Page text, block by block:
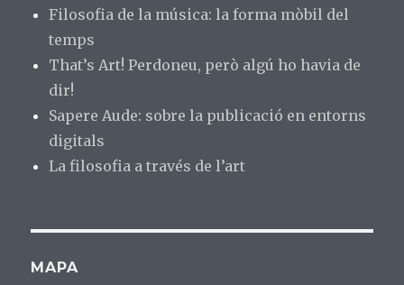
Filosofia de la música: la forma mòbil del
temps
That’s Art! Perdoneu, però algú ho havia de
dir!
Sapere Aude: sobre la publicació en entorns
digitals
La filosofia a través de l’art
MAPA